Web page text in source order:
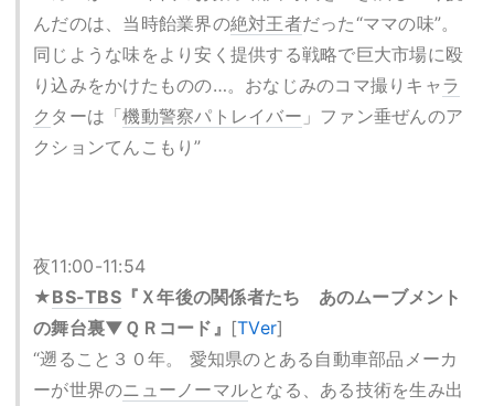
んだのは、当時飴業界の絶対王者だった“ママの味”。
同じような味をより安く提供する戦略で巨大市場に殴
り込みをかけたものの…。おなじみのコマ撮りキャラ
ク ターは「機動警察パトレイバー 」ファン垂ぜんのア
クションてんこもり”
夜11:00-11:54
★BS-TBS『Ｘ年後の関係者たち あのムーブメント
の舞台裏▼ＱＲコード』 [TVer]
“遡ること３０年。 愛知県のとある自動車部品メーカ
ーが世界のニューノーマルとなる、ある技術を生み出